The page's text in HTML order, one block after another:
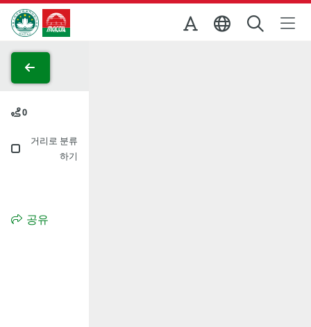
Skip to Main Content
마카오정부관광청
0
거리로 분류
하기
공유